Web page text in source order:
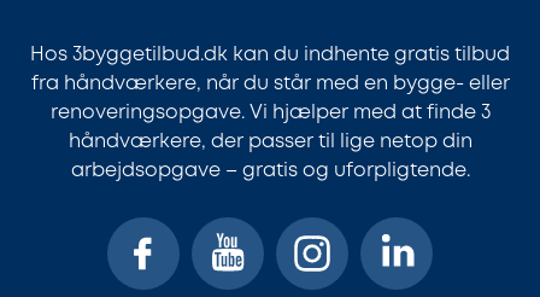
Hos 3byggetilbud.dk kan du indhente gratis tilbud
fra håndværkere, når du står med en bygge- eller
renoveringsopgave. Vi hjælper med at finde 3
håndværkere, der passer til lige netop din
arbejdsopgave – gratis og uforpligtende.